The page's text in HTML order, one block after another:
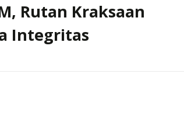
Rutan Kraksaan
Integritas